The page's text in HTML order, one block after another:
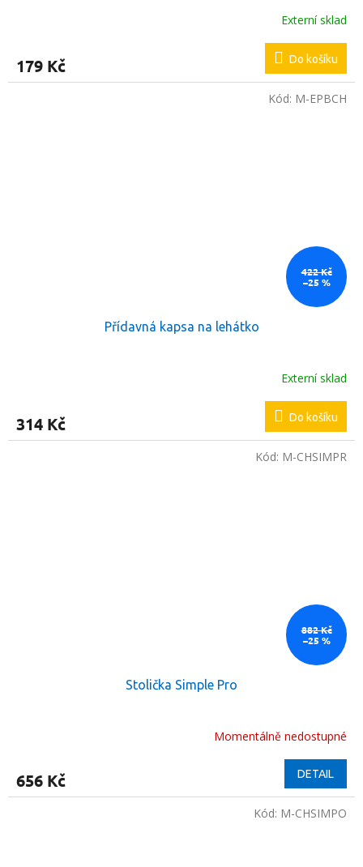
Externí sklad
179 Kč Do košíku
422 Kč
–25 %
Přídavná kapsa na lehátko
Externí sklad
314 Kč Do košíku
Kód: M-EPBCH
882 Kč
–25 %
Stolička Simple Pro
Momentálně nedostupné
656 Kč DETAIL
Kód: M-CHSIMPR
Kód: M-CHSIMPO